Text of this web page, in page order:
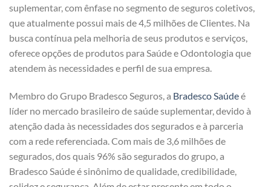
suplementar, com ênfase no segmento de seguros coletivos,
que atualmente possui mais de 4,5 milhões de Clientes. Na
busca contínua pela melhoria de seus produtos e serviços,
oferece opções de produtos para Saúde e Odontologia que
atendem às necessidades e perfil de sua empresa.
Membro do Grupo Bradesco Seguros, a Bradesco Saúdeé
líder no mercado brasileiro de saúde suplementar, devido à
atenção dada às necessidades dos segurados e à parceria
com a rede referenciada. Com mais de 3,6 milhões de
segurados, dos quais 96% são segurados do grupo, a
Bradesco Saúde é sinônimo de qualidade, credibilidade,